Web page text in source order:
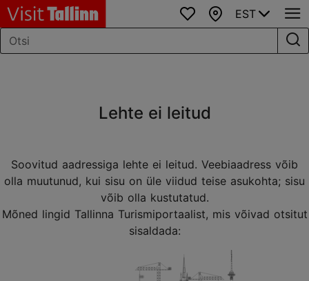
Lemmikud
Kaart
EST
Lehte ei leitud
Soovitud aadressiga lehte ei leitud. Veebiaadress võib
olla muutunud, kui sisu on üle viidud teise asukohta; sisu
võib olla kustutatud.
Mõned lingid Tallinna Turismiportaalist, mis võivad otsitut
sisaldada: